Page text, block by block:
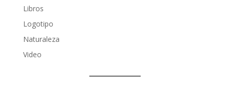
Libros
Logotipo
Naturaleza
Video